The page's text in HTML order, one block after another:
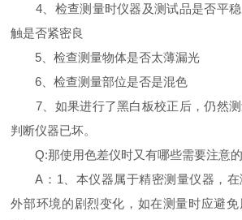
4、检查测量时仪器及测试品是否平稳
触是否紧密良
5、检查测量物体是否太薄漏光
6、检查测量部位是否是混色
7、如果进行了黑白板校正后，仍然测
判断仪器已坏。
Q:那使用色差仪时又有哪些需要注意的
A：1、本仪器属于精密测量仪器，在
外部环境的剧烈变化，如在测量时应避